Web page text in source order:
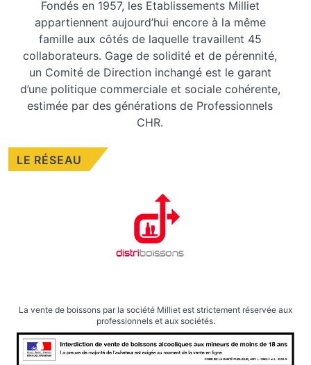
Fondés en 1957, les Etablissements Milliet
appartiennent aujourd’hui encore à la même
famille aux côtés de laquelle travaillent 45
collaborateurs. Gage de solidité et de pérennité,
un Comité de Direction inchangé est le garant
d’une politique commerciale et sociale cohérente,
estimée par des générations de Professionnels
CHR.
LE RÉSEAU
La vente de boissons par la société Milliet est strictement réservée aux
professionnels et aux sociétés.